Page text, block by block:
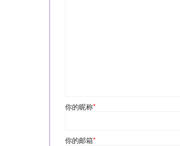
你的昵称*
你的邮箱*